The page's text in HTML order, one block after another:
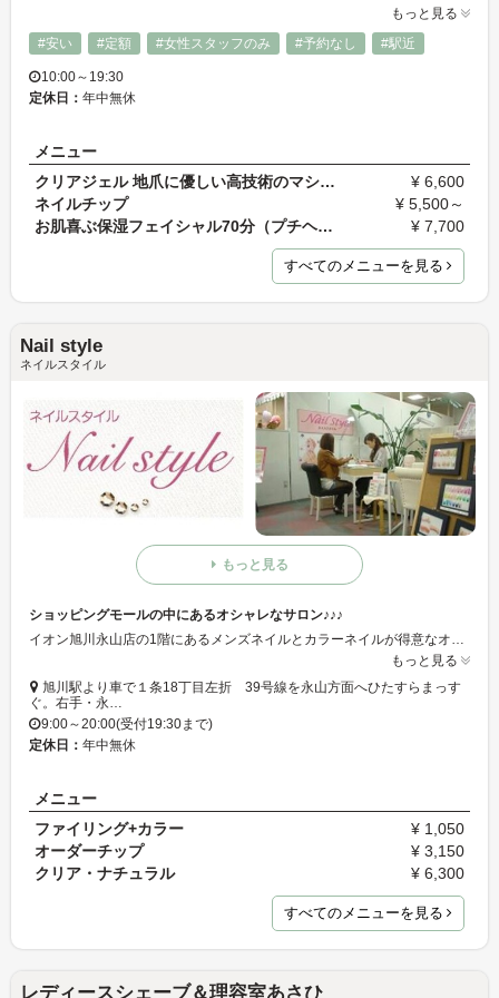
もっと見る
#安い
#定額 #女性スタッフのみ #予約なし #駅近
10:00～19:30
定休日： 年中無休
メニュー
クリアジェル 地爪に優しい高技術のマシーンフィルイ…
¥ 6,600
ネイルチップ
¥ 5,500～
お肌喜ぶ保湿フェイシャル70分（プチヘッド＋デコル…
¥ 7,700
すべてのメニューを見る
Nail style
ネイルスタイル
もっと見る
ショッピングモールの中にあるオシャレなサロン♪♪♪
もっと見る
旭川駅より車で１条18丁目左折 39号線を永山方面へひたすらまっす
ぐ。右手・永…
9:00～20:00(受付19:30まで)
定休日： 年中無休
メニュー
ファイリング+カラー
¥ 1,050
オーダーチップ
¥ 3,150
クリア・ナチュラル
¥ 6,300
すべてのメニューを見る
レディースシェーブ＆理容室あさひ